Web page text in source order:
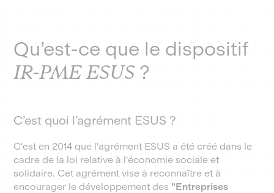
Qu’est-ce que le dispositif
IR-PME ESUS ?
C’est quoi l’agrément ESUS ?
C'est en 2014 que l'agrément ESUS a été créé dans le
cadre de la loi relative à l'économie sociale et
solidaire. Cet agrément vise à reconnaître et à
encourager le développement des "Entreprises